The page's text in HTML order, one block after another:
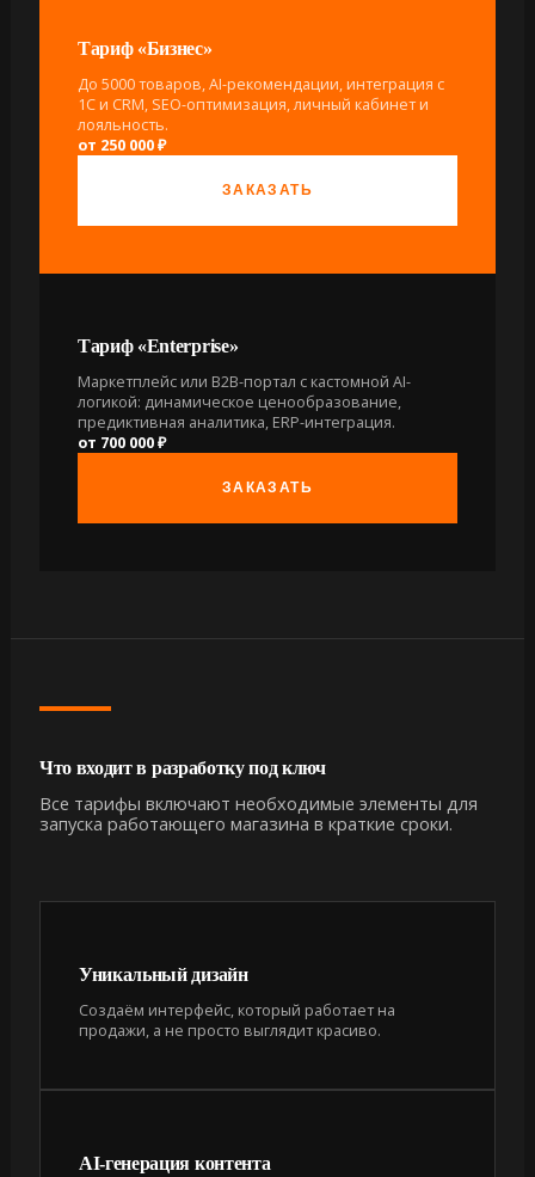
Тариф «Бизнес»
До 5000 товаров, AI-рекомендации, интеграция с
1С и CRM, SEO-оптимизация, личный кабинет и
лояльность.
от 250 000 ₽
ЗАКАЗАТЬ
Тариф «Enterprise»
Маркетплейс или B2B-портал с кастомной AI-
логикой: динамическое ценообразование,
предиктивная аналитика, ERP-интеграция.
от 700 000 ₽
ЗАКАЗАТЬ
Что входит в разработку под ключ
Все тарифы включают необходимые элементы для
запуска работающего магазина в краткие сроки.
Уникальный дизайн
Создаём интерфейс, который работает на
продажи, а не просто выглядит красиво.
AI-генерация контента